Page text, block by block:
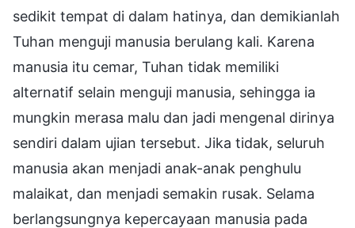
sedikit tempat di dalam hatinya, dan demikianlah
Tuhan menguji manusia berulang kali. Karena
manusia itu cemar, Tuhan tidak memiliki
alternatif selain menguji manusia, sehingga ia
mungkin merasa malu dan jadi mengenal dirinya
sendiri dalam ujian tersebut. Jika tidak, seluruh
manusia akan menjadi anak-anak penghulu
malaikat, dan menjadi semakin rusak. Selama
berlangsungnya kepercayaan manusia pada